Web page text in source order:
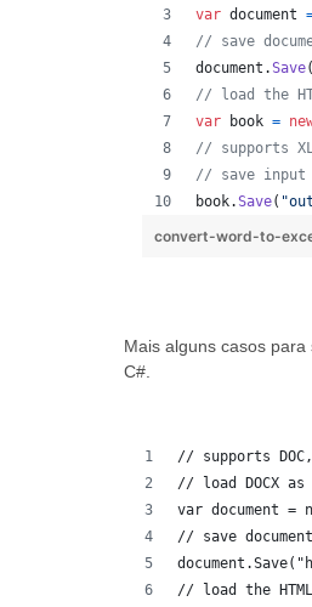
var document
// save
document .Save(
// load the
var
book =
// supports
// save input
book.Save(
convert-word-to-
Mais alguns casos
C#.
// supports DOC,
// load DOCX
var document =
// save
// load the